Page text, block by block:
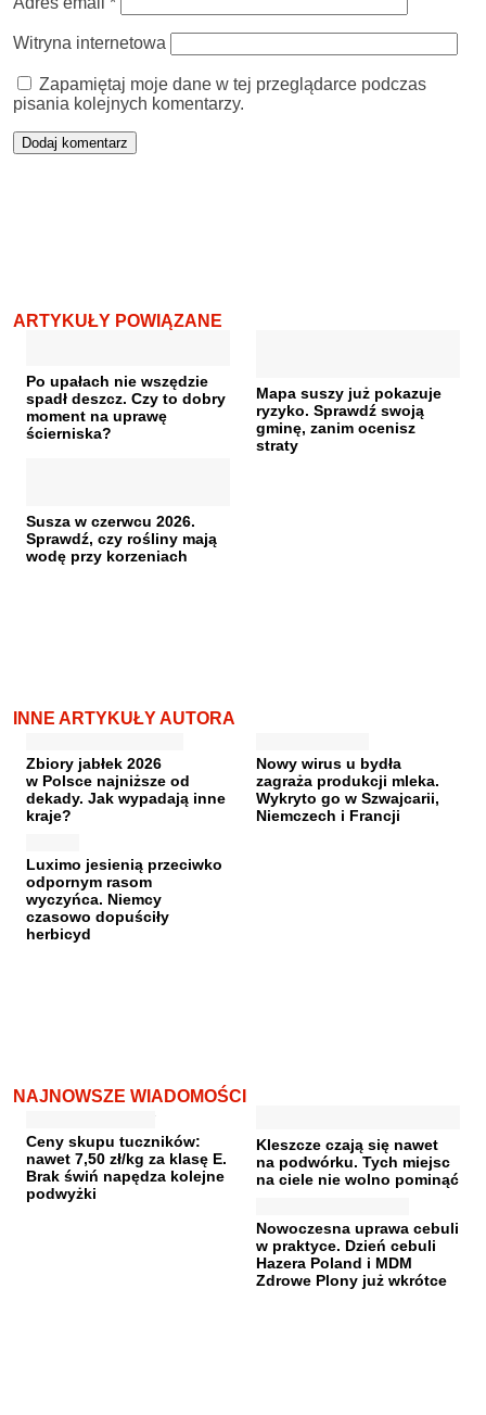
Witryna internetowa
Zapamiętaj moje dane w tej przeglądarce podczas
pisania kolejnych komentarzy.
ARTYKUŁY POWIĄZANE
Po upałach nie wszędzie
spadł deszcz. Czy to dobry
moment na uprawę
ścierniska?
Mapa suszy już pokazuje
ryzyko. Sprawdź swoją
gminę, zanim ocenisz
straty
Susza w czerwcu 2026.
Sprawdź, czy rośliny mają
wodę przy korzeniach
INNE ARTYKUŁY AUTORA
Zbiory jabłek 2026
w Polsce najniższe od
dekady. Jak wypadają inne
kraje?
Nowy wirus u bydła
zagraża produkcji mleka.
Wykryto go w Szwajcarii,
Niemczech i Francji
Luximo jesienią przeciwko
odpornym rasom
wyczyńca. Niemcy
czasowo dopuściły
herbicyd
NAJNOWSZE WIADOMOŚCI
Ceny skupu tuczników:
nawet 7,50 zł/kg za klasę E.
Brak świń napędza kolejne
podwyżki
Kleszcze czają się nawet
na podwórku. Tych miejsc
na ciele nie wolno pominąć
Nowoczesna uprawa cebuli
w praktyce. Dzień cebuli
Hazera Poland i MDM
Zdrowe Plony już wkrótce